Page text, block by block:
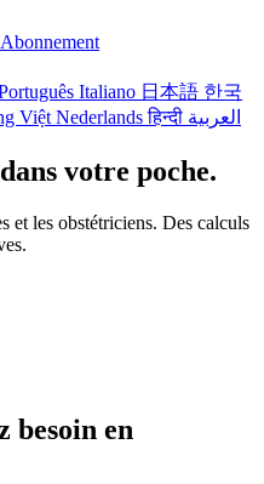
Abonnement
Italiano 日本語 한국
Việt Nederlandsहिन्दी العربية
dans votre poche.
et les obstétriciens. Des calculs
besoin en